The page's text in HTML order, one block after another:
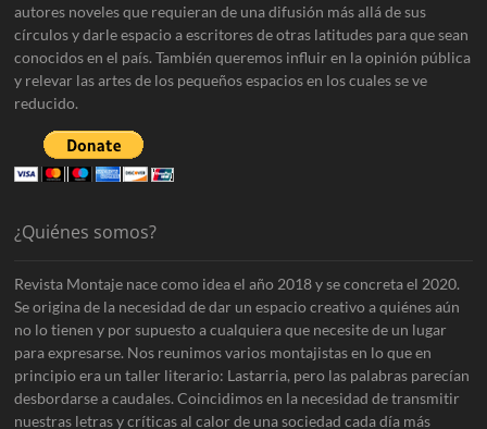
autores noveles que requieran de una difusión más allá de sus
círculos y darle espacio a escritores de otras latitudes para que sean
conocidos en el país. También queremos influir en la opinión pública
y relevar las artes de los pequeños espacios en los cuales se ve
reducido.
¿Quiénes somos?
Revista Montaje nace como idea el año 2018 y se concreta el 2020.
Se origina de la necesidad de dar un espacio creativo a quiénes aún
no lo tienen y por supuesto a cualquiera que necesite de un lugar
para expresarse. Nos reunimos varios montajistas en lo que en
principio era un taller literario: Lastarria, pero las palabras parecían
desbordarse a caudales. Coincidimos en la necesidad de transmitir
nuestras letras y críticas al calor de una sociedad cada día más